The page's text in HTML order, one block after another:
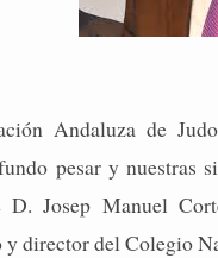
Andaluza de
pesar y nuestras
D. Josep Manuel
y director del Colegio